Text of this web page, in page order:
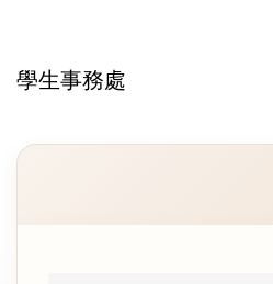
要
區
學生事務處